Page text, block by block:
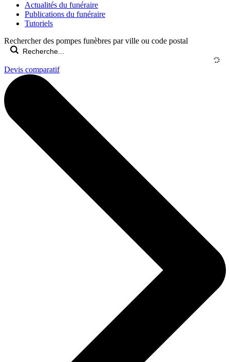
Actualités du funéraire
Publications du funéraire
Tutoriels
Rechercher des pompes funèbres par ville ou code postal
Devis comparatif